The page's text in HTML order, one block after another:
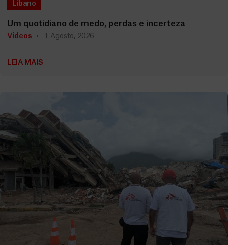
Líbano
Um quotidiano de medo, perdas e incerteza
Vídeos 1 Agosto, 2026
LEIA MAIS